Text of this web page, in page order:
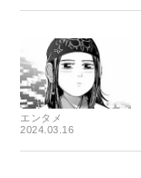
エンタメ
2024.03.16